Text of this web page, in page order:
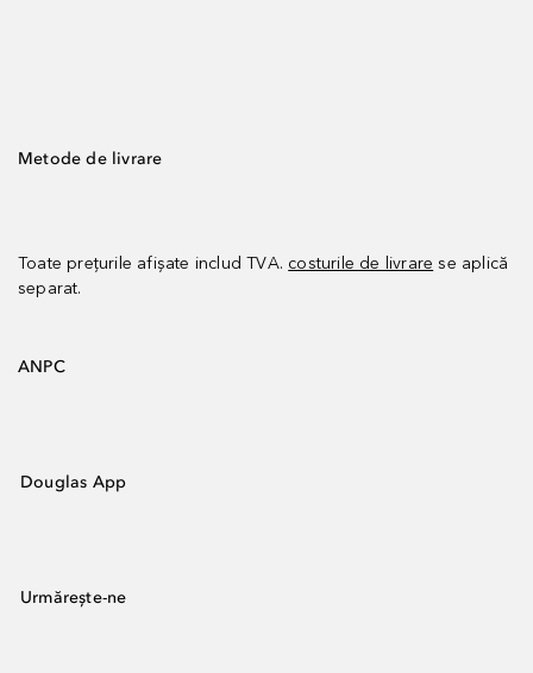
Metode de livrare
Toate prețurile afișate includ TVA. costurile de livrare se aplică
separat.
ANPC
Douglas App
Urmărește-ne